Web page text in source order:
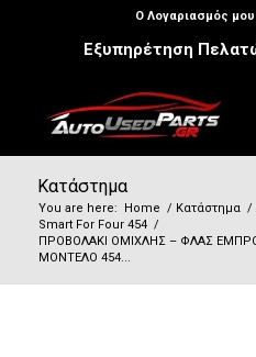
Ο Λογαριασμός
Εξυπηρέτηση
Κατάστημα
You are here: Home / Κατάστημα /
Smart For Four 454 /
ΠΡΟΒΟΛΑΚΙ ΟΜΙΧΛΗΣ – ΦΛΑΣ
ΜΟΝΤΕΛΟ 454...